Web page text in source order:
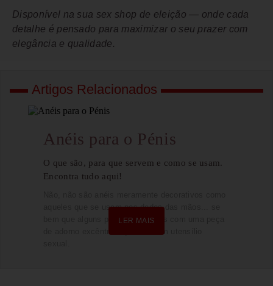
Disponível na sua sex shop de eleição — onde cada
detalhe é pensado para maximizar o seu prazer com
elegância e qualidade.
Artigos Relacionados
Anéis para o Pénis
O que são, para que servem e como se usam.
Encontra tudo aqui!
aqueles que se usam nos dedos das mãos... se
bem que alguns parecem-se mais com uma peça
de adorno excêntrica que com um utensílio
LER MAIS